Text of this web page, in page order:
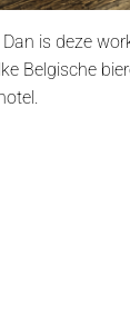
is deze
Belgische